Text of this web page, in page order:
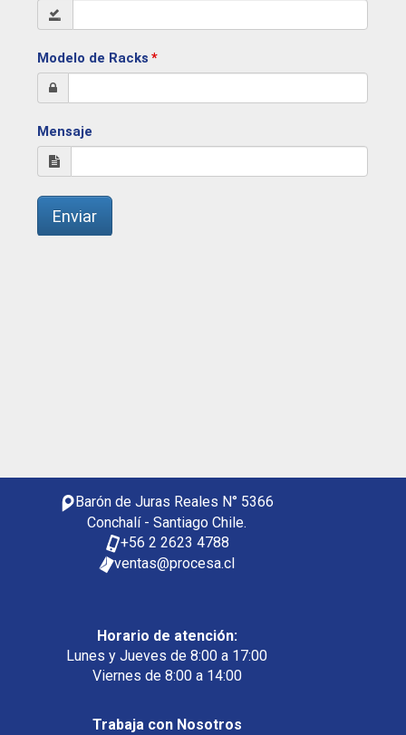
Barón de Juras Reales N° 5366
Conchalí - Santiago Chile.
+56 2 2623 4788
ventas@procesa.cl
Horario de atención:
Lunes y Jueves de 8:00 a 17:00
Viernes de 8:00 a 14:00
Trabaja con Nosotros